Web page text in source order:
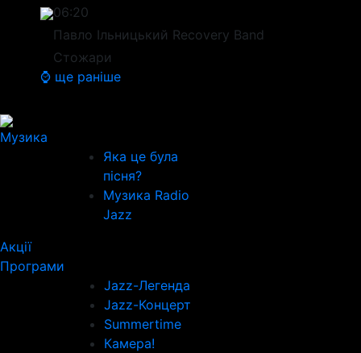
06:20
Павло Ільницький Recovery Band
Стожари
⌚ ще раніше
Музика
Яка це була
пісня?
Музика Radio
Jazz
Акції
Програми
Jazz-Легенда
Jazz-Концерт
Summertime
Камера!